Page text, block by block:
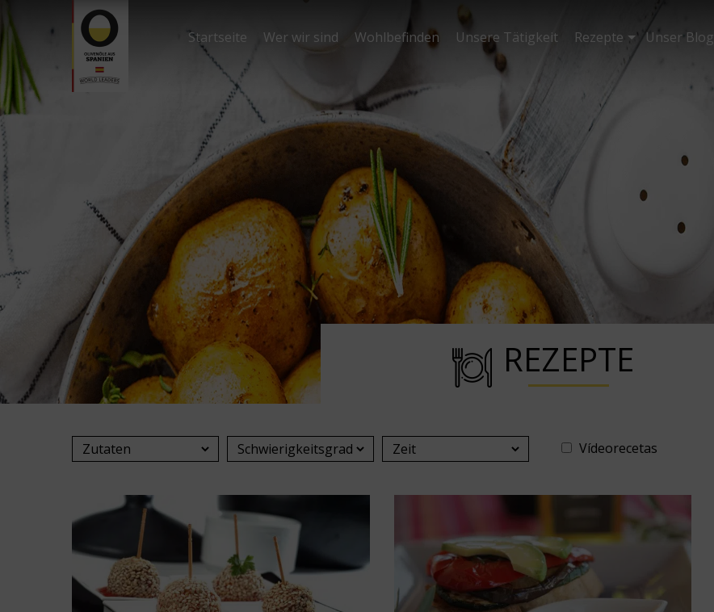
Startseite Wer wir sind Wohlbefinden Unsere Tätigkeit Rezepte Unser Blog
REZEPTE
Vídeorecetas